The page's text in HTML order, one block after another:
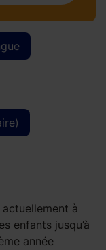
actuellement à
enfants jusqu’à
année